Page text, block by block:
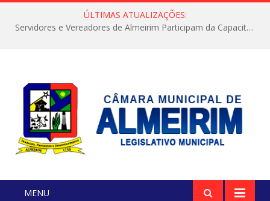
ÚLTIMAS ATUALIZAÇÕES:
Servidores e Vereadores de Almeirim Participam da Capacitação “Orientar é a Nossa Missão”
MENU